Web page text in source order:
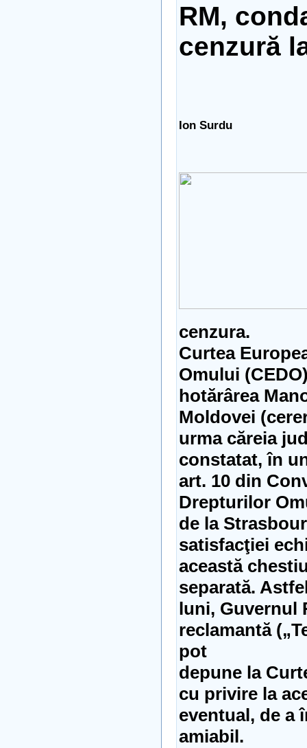
RM,
cenzură
Ion Surdu
cenzura.
Curtea
Omului
hotărârea
Moldovei
urma căreia
constatat, în
art. 10 din
Drepturilor
de la
satisfacţiei
această
separată.
luni, Guvernul
reclamantă
pot
depune la
cu privire la
eventual, de a
amiabil.